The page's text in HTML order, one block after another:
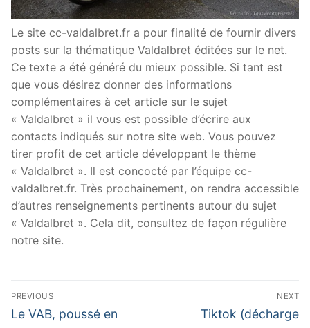
Le site cc-valdalbret.fr a pour finalité de fournir divers
posts sur la thématique Valdalbret éditées sur le net.
Ce texte a été généré du mieux possible. Si tant est
que vous désirez donner des informations
complémentaires à cet article sur le sujet
« Valdalbret » il vous est possible d’écrire aux
contacts indiqués sur notre site web. Vous pouvez
tirer profit de cet article développant le thème
« Valdalbret ». Il est concocté par l’équipe cc-
valdalbret.fr. Très prochainement, on rendra accessible
d’autres renseignements pertinents autour du sujet
« Valdalbret ». Cela dit, consultez de façon régulière
notre site.
Navigation
de
PREVIOUS
Previous
Le VAB, poussé en
NEXT
Next
Tiktok (décharge